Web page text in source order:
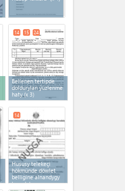
Bellenen tertipde
doldurylan ýüzlenme
haty(x 3)
14 15 24
Hususy telekeçi
hökmünde döwlet
belligine alnandygy
baradaky
14